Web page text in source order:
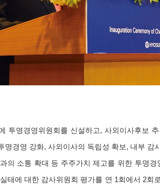
투명경영위원회를 신설하고, 사외이사후보
명경영 강화, 사외이사의 독립성 확보, 내부 감
의 소통 확대 등 주주가치 제고를 위한 투명
태에 대한 감사위원회 평가를 연 1회에서 2회